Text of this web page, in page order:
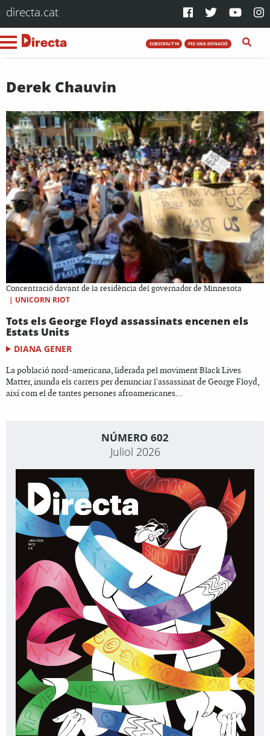
directa.cat
SUBSCRIU-T'HI FES UNA DONACIÓ
Derek Chauvin
Concentració davant de la residència del governador de Minnesota
| UNICORN RIOT
Tots els George Floyd assassinats encenen els
Estats Units
DIANA GENER
La població nord-americana, liderada pel moviment Black Lives
Matter, inunda els carrers per denunciar l'assassinat de George Floyd,
així com el de tantes persones afroamericanes...
NÚMERO 602
Juliol 2026